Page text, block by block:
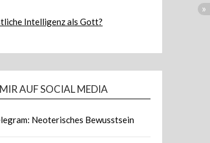
Intelligenz als Gott?
AUF SOCIAL MEDIA
Neoterisches Bewusstsein